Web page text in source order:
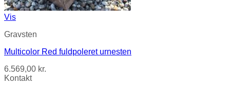
Vis
Gravsten
Multicolor Red fuldpoleret urnesten
6.569,00 kr.
Kontakt